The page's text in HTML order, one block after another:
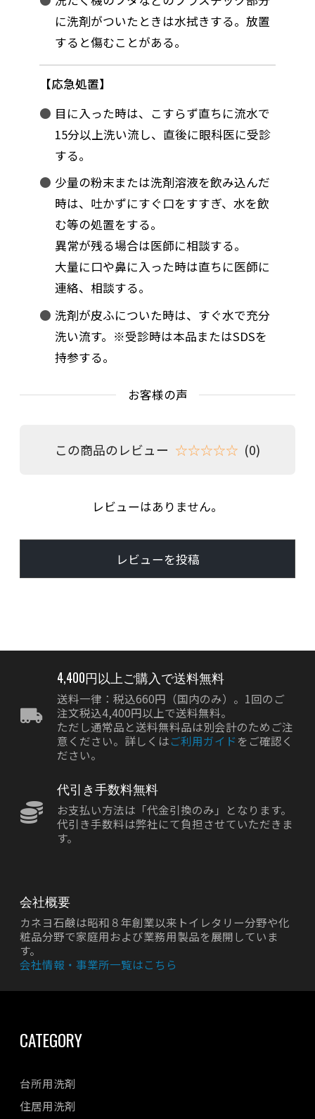
に洗剤がついたときは水拭きする。放置
すると傷むことがある。
応急処置
目に入った時は、こすらず直ちに流水で
15分以上洗い流し、直後に眼科医に受診
する。
少量の粉末または洗剤溶液を飲み込んだ
時は、吐かずにすぐ口をすすぎ、水を飲
む等の処置をする。
異常が残る場合は医師に相談する。
大量に口や鼻に入った時は直ちに医師に
連絡、相談する。
洗剤が皮ふについた時は、すぐ水で充分
洗い流す。※受診時は本品またはSDSを
持参する。
お客様の声
この商品のレビュー ☆☆☆☆☆ (0)
レビューはありません。
レビューを投稿
4,400円以上ご購入で送料無料
送料一律：税込660円（国内のみ）。1回のご
注文税込4,400円以上で送料無料。
ただし通常品と送料無料品は別会計のためご注
意ください。詳しくはご利用ガイド をご確認く
ださい。
代引き手数料無料
お支払い方法は「代金引換のみ」となります。
代引き手数料は弊社にて負担させていただきま
す。
会社概要
カネヨ石鹸は昭和８年創業以来トイレタリー分野や化
粧品分野で家庭用および業務用製品を展開していま
す。
会社情報・事業所一覧はこちら
CATEGORY
台所用洗剤
住居用洗剤